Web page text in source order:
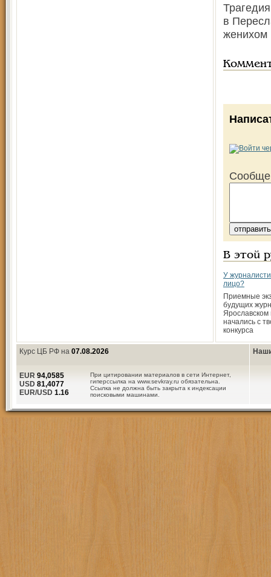
в
женихом
В этой
У
лицо?
Приемные
будущих
Ярославском
начались с
конкурса
Курс ЦБ РФ на 07.08.2026
При цитировании материалов в сети Интернет,
гиперссылка на www.sevkray.ru обязательна.
Ссылка не должна быть закрыта к индексации
поисковыми машинами.
EUR 94,0585
USD 81,4077
EUR/USD 1.16